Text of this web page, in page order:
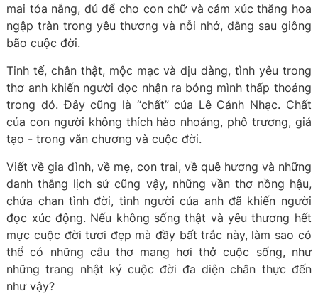
mai tỏa nắng, đủ để cho con chữ và cảm xúc thăng hoa
ngập tràn trong yêu thương và nỗi nhớ, đằng sau giông
bão cuộc đời.
Tinh tế, chân thật, mộc mạc và dịu dàng, tình yêu trong
thơ anh khiến người đọc nhận ra bóng mình thấp thoáng
trong đó. Đây cũng là “chất” của Lê Cảnh Nhạc. Chất
của con người không thích hào nhoáng, phô trương, giả
tạo - trong văn chương và cuộc đời.
Viết về gia đình, về mẹ, con trai, về quê hương và những
danh thắng lịch sử cũng vậy, những vần thơ nồng hậu,
chứa chan tình đời, tình người của anh đã khiến người
đọc xúc động. Nếu không sống thật và yêu thương hết
mực cuộc đời tươi đẹp mà đầy bất trắc này, làm sao có
thể có những câu thơ mang hơi thở cuộc sống, như
những trang nhật ký cuộc đời đa diện chân thực đến
như vậy?